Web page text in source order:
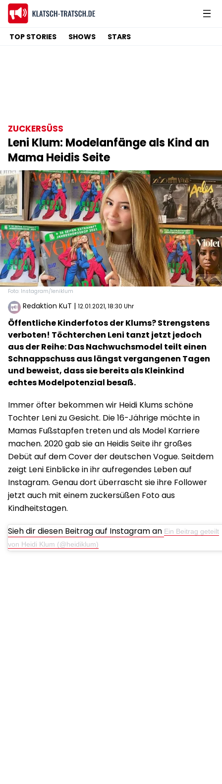
TOP STORIES SHOWS STARS
ZUCKERSÜSS
Leni Klum: Modelanfänge als Kind an
Mama Heidis Seite
Foto: Instagram/leniklum
Redaktion KuT | 12.01.2021, 18:30 Uhr
Öffentliche Kinderfotos der Klums? Strengstens
verboten! Töchterchen Leni tanzt jetzt jedoch
aus der Reihe: Das Nachwuchsmodel teilt einen
Schnappschuss aus längst vergangenen Tagen
und beweist, dass sie bereits als Kleinkind
echtes Modelpotenzial besaß.
Immer öfter bekommen wir Heidi Klums schöne
Tochter Leni zu Gesicht. Die 16-Jährige möchte in
Mamas Fußstapfen treten und als Model Karriere
machen. 2020 gab sie an Heidis Seite ihr großes
Debüt auf dem Cover der deutschen Vogue. Seitdem
zeigt Leni Einblicke in ihr aufregendes Leben auf
Instagram. Genau dort überrascht sie ihre Follower
jetzt auch mit einem zuckersüßen Foto aus
Kindheitstagen.
Sieh dir diesen Beitrag auf Instagram an Ein Beitrag geteilt
von Heidi Klum (@heidiklum)